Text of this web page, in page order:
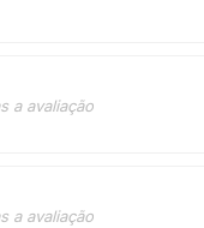
a avaliação
a avaliação